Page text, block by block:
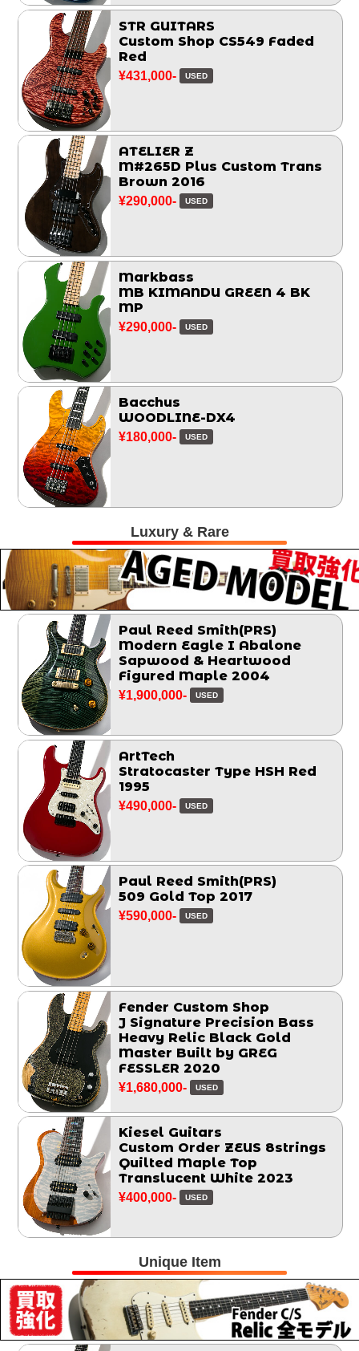
STR GUITARS
Custom Shop CS549 Faded
Red
¥431,000- USED
ATELIER Z
M#265D Plus Custom Trans
Brown 2016
¥290,000- USED
Markbass
MB KIMANDU GREEN 4 BK
MP
¥290,000- USED
Bacchus
WOODLINE-DX4
¥180,000- USED
Luxury & Rare
Paul Reed Smith(PRS)
Modern Eagle I Abalone
Sapwood & Heartwood
Figured Maple 2004
¥1,900,000- USED
ArtTech
Stratocaster Type HSH Red
1995
¥490,000- USED
Paul Reed Smith(PRS)
509 Gold Top 2017
¥590,000- USED
Fender Custom Shop
J Signature Precision Bass
Heavy Relic Black Gold
Master Built by GREG
FESSLER 2020
¥1,680,000- USED
Kiesel Guitars
Custom Order ZEUS 8strings
Quilted Maple Top
Translucent White 2023
¥400,000- USED
Unique Item